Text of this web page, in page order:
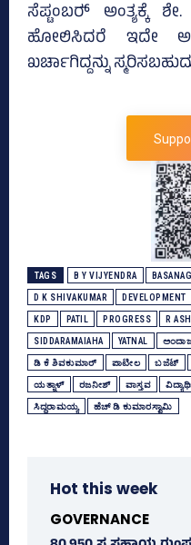
ಸೆಪ್ಟಂಬರ್‍‌ ಅಂತ್ಯಕ್ಕೆ ಶೇ.
ಹೋಲಿಸಿದರೆ ಇದೇ
ಖರ್ಚಾಗಿದ್ದನ್ನು
TAGS B Y VIJYENDRA
D K SHIVAKUMAR DEVELOPMENT
KDP PATIL PROGRESS R
SIDDARAMAIAHA YATNAL
ಡಿ ಕೆ ಶಿವಕುಮಾರ್ ಪಾಟೀಲ ಬಜೆಟ್‌
ಯತ್ನಾಳ್‌ ರಜನೀಶ್‌ ವಾಸ್ತವ
ಸಿದ್ದರಾಮಯ್ಯ ಹೆಚ್‌ ಡಿ ಕುಮಾರಸ್ವಾಮಿ
Hot this week
GOVERNANCE